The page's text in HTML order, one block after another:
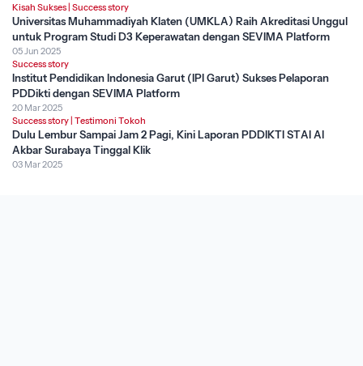
Kisah Sukses | Success story
Universitas Muhammadiyah Klaten (UMKLA) Raih Akreditasi Unggul
untuk Program Studi D3 Keperawatan dengan SEVIMA Platform
05 Jun 2025
Success story
Institut Pendidikan Indonesia Garut (IPI Garut) Sukses Pelaporan
PDDikti dengan SEVIMA Platform
20 Mar 2025
Success story | Testimoni Tokoh
Dulu Lembur Sampai Jam 2 Pagi, Kini Laporan PDDIKTI STAI Al
Akbar Surabaya Tinggal Klik
03 Mar 2025